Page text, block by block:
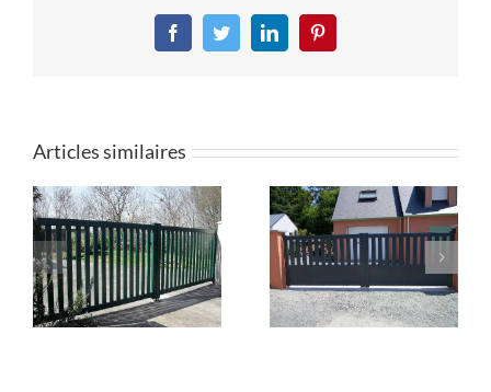
FacebookTwitterLinkedInPinterest
Articles similaires